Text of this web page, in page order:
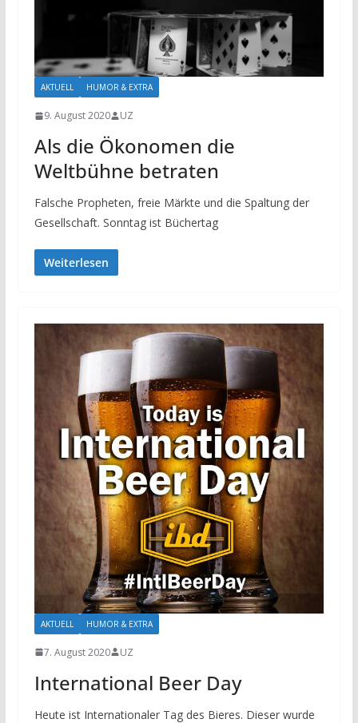
AKTUELL HUMOR & EXTRA
9. August 2020 UZ
Als die Ökonomen die
Weltbühne betraten
Falsche Propheten, freie Märkte und die Spaltung der
Gesellschaft. Sonntag ist Büchertag
Weiterlesen
AKTUELL HUMOR & EXTRA
7. August 2020 UZ
International Beer Day
Heute ist Internationaler Tag des Bieres. Dieser wurde